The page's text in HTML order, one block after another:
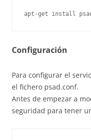
apt-get install
Configuración
Para configurar el
el fichero psad.conf.
Antes de empezar a
seguridad para tener